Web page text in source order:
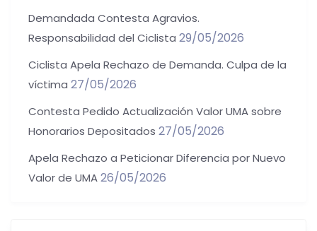
Demandada Contesta Agravios.
Responsabilidad del Ciclista 29/05/2026
Ciclista Apela Rechazo de Demanda. Culpa de la
víctima 27/05/2026
Contesta Pedido Actualización Valor UMA sobre
Honorarios Depositados 27/05/2026
Apela Rechazo a Peticionar Diferencia por Nuevo
Valor de UMA26/05/2026